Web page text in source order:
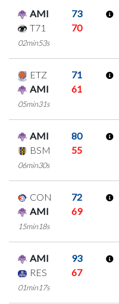
AMI
73
T71
70
02min53s
ETZ
71
AMI
61
05min31s
AMI
80
BSM
55
06min30s
CON
72
AMI
69
15min18s
AMI
93
RES
67
01min17s